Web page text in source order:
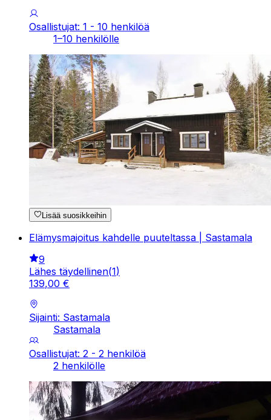
Osallistujat: 1 - 10 henkilöä
1–10 henkilölle
Lisää suosikkeihin
Elämysmajoitus kahdelle puuteltassa | Sastamala
9
Lähes täydellinen(1)
139,00 €
Sijainti: Sastamala
Sastamala
Osallistujat: 2 - 2 henkilöä
2 henkilölle